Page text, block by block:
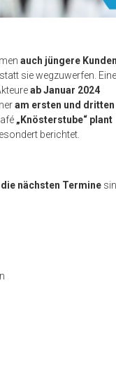
auch jüngere Kunden
sie wegzuwerfen.
ab Januar 2024
am ersten und dritten
„Knösterstube“ plant
berichtet.
die nächsten Termine